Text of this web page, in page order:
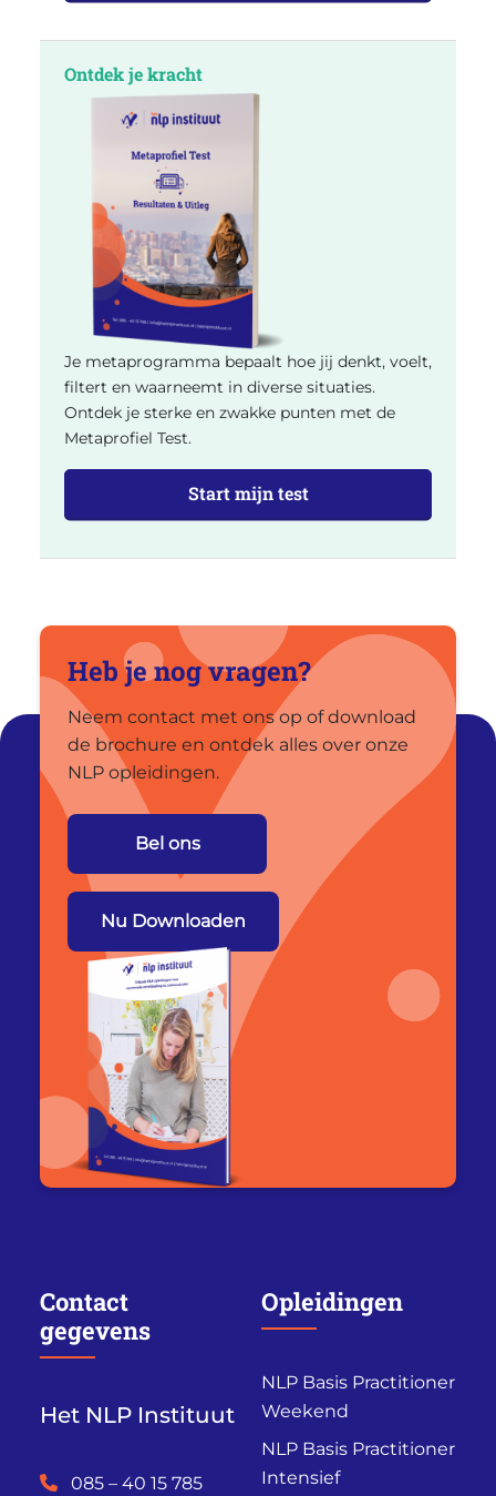
Ontdek je kracht
Je metaprogramma bepaalt hoe jij denkt, voelt,
filtert en waarneemt in diverse situaties.
Ontdek je sterke en zwakke punten met de
Metaprofiel Test.
Start mijn test
Heb je nog vragen?
Neem contact met ons op of download
de brochure en ontdek alles over onze
NLP opleidingen.
Bel ons
Nu Downloaden
Contact
gegevens
Het NLP Instituut
085 – 40 15 785
Opleidingen
NLP Basis Practitioner
Weekend
NLP Basis Practitioner
Intensief